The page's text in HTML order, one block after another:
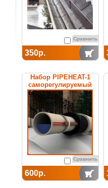
Сравнить
350р.
Набор PIPEHEAT-1
саморегулируемый
для обогрева
пластиковых труб
Сравнить
600р.